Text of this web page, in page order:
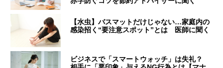
【水虫】バスマットだけじゃない…家庭内の
感染招く“要注意スポット”とは 医師に聞く
ビジネスで「スマートウォッチ」は失礼？